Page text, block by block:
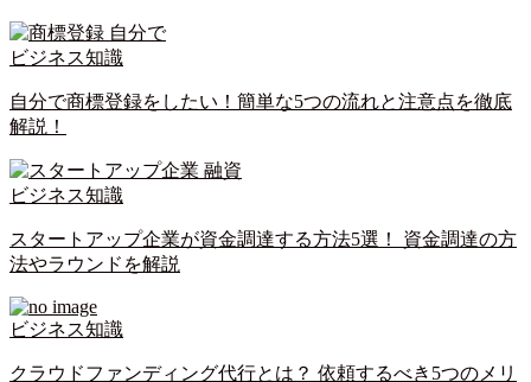
ビジネス知識
自分で商標登録をしたい！簡単な5つの流れと注意点を徹底
解説！
ビジネス知識
スタートアップ企業が資金調達する方法5選！ 資金調達の方
法やラウンドを解説
ビジネス知識
クラウドファンディング代行とは？ 依頼するべき5つのメリ